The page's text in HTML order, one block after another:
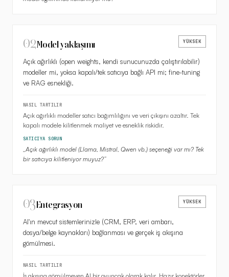
02Model yaklaşımı YÜKSEK
Açık ağırlıklı (open weights, kendi sunucunuzda çalıştırılabilir)
modeller mi, yoksa kapalı/tek satıcıya bağlı API mi; fine-tuning
ve RAG esnekliği.
NASIL TARTILIR
Açık ağırlıklı modeller satıcı bağımlılığını ve veri çıkışını azaltır. Tek
kapalı modele kilitlenmek maliyet ve esneklik riskidir.
SATICIYA SORUN
„Açık ağırlıklı model (Llama, Mistral, Qwen vb.) seçeneği var mı? Tek
bir satıcıya kilitleniyor muyuz?”
03Entegrasyon YÜKSEK
AI'ın mevcut sistemlerinizle (CRM, ERP, veri ambarı,
dosya/belge kaynakları) bağlanması ve gerçek iş akışına
gömülmesi.
NASIL TARTILIR